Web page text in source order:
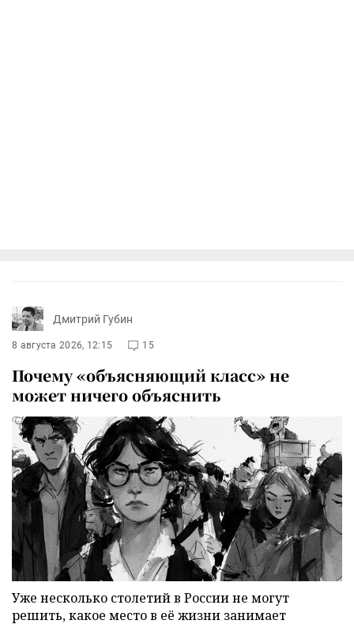
Дмитрий Губин
8 августа 2026, 12:15 15
Почему «объясняющий класс» не
может ничего объяснить
Уже несколько столетий в России не могут
решить, какое место в её жизни занимает